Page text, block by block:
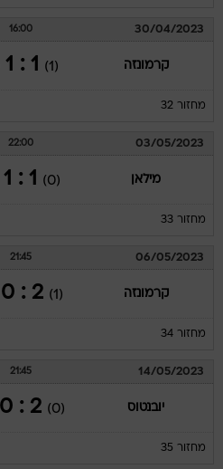
30/04/2023
16:00
קרמונזה (1)
1 : 1
מחזור 32
03/05/2023
22:00
מילאן (0)
1 : 1
מחזור 33
06/05/2023
21:45
קרמונזה (1)
2 : 0
מחזור 34
14/05/2023
21:45
יובנטוס (0)
2 : 0
מחזור 35